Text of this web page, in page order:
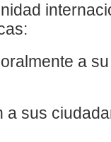
a
a sus